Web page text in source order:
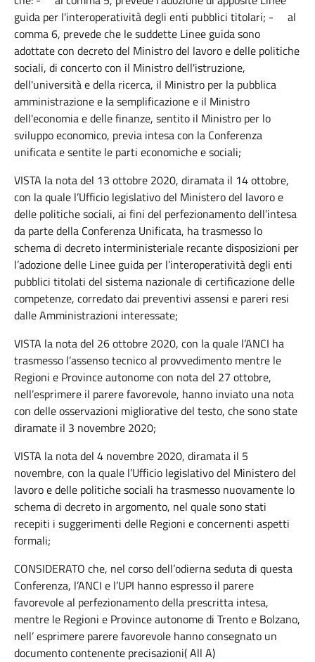
guida per l'interoperatività degli enti pubblici titolari; - al
comma 6, prevede che le suddette Linee guida sono
adottate con decreto del Ministro del lavoro e delle politiche
sociali, di concerto con il Ministro dell'istruzione,
dell'università e della ricerca, il Ministro per la pubblica
amministrazione e la semplificazione e il Ministro
dell'economia e delle finanze, sentito il Ministro per lo
sviluppo economico, previa intesa con la Conferenza
unificata e sentite le parti economiche e sociali;
VISTA la nota del 13 ottobre 2020, diramata il 14 ottobre,
con la quale l’Ufficio legislativo del Ministero del lavoro e
delle politiche sociali, ai fini del perfezionamento dell’intesa
da parte della Conferenza Unificata, ha trasmesso lo
schema di decreto interministeriale recante disposizioni per
l’adozione delle Linee guida per l’interoperatività degli enti
pubblici titolati del sistema nazionale di certificazione delle
competenze, corredato dai preventivi assensi e pareri resi
dalle Amministrazioni interessate;
VISTA la nota del 26 ottobre 2020, con la quale l’ANCI ha
trasmesso l’assenso tecnico al provvedimento mentre le
Regioni e Province autonome con nota del 27 ottobre,
nell’esprimere il parere favorevole, hanno inviato una nota
con delle osservazioni migliorative del testo, che sono state
diramate il 3 novembre 2020;
VISTA la nota del 4 novembre 2020, diramata il 5
novembre, con la quale l’Ufficio legislativo del Ministero del
lavoro e delle politiche sociali ha trasmesso nuovamente lo
schema di decreto in argomento, nel quale sono stati
recepiti i suggerimenti delle Regioni e concernenti aspetti
formali;
CONSIDERATO che, nel corso dell’odierna seduta di questa
Conferenza, l’ANCI e l’UPI hanno espresso il parere
favorevole al perfezionamento della prescritta intesa,
mentre le Regioni e Province autonome di Trento e Bolzano,
nell’ esprimere parere favorevole hanno consegnato un
documento contenente precisazioni( All A)